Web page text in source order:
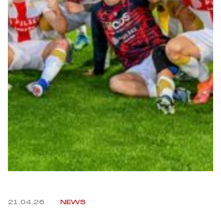
Robe di Kappa x Genoa
Vintage Collection
Red&Blue Voices
Kids
Accessori
Party
21.04.26 NEWS